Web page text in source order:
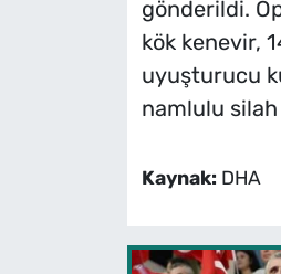
gönderildi.
kök kenevir,
uyuşturucu
namlulu
Kaynak: DHA